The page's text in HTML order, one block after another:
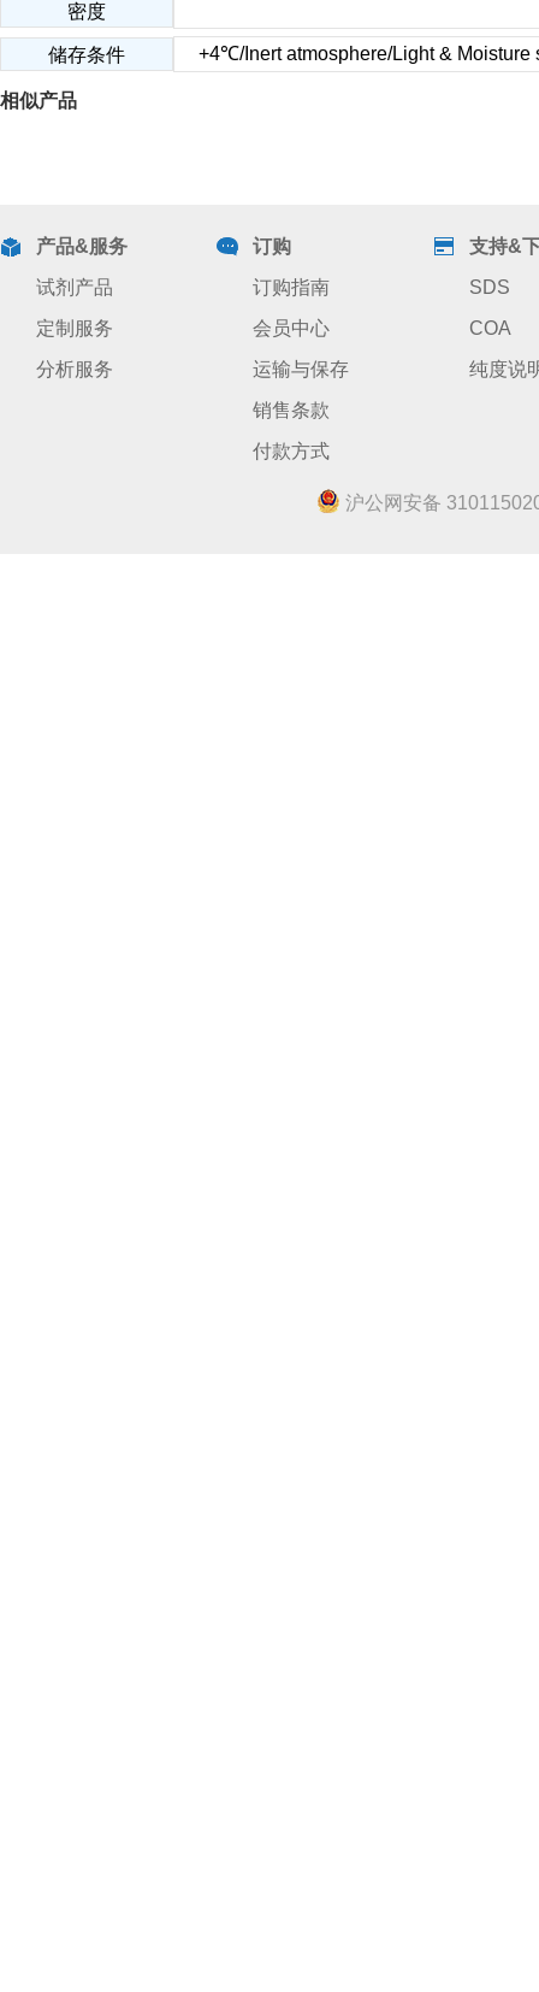
密度
储存条件 +4℃/Inert atmosphere/Light & Moisture
相似产品
产品&服务
试剂产品
定制服务
分析服务
订购
订购指南
会员中心
运输与保存
销售条款
付款方式
支持&
SDS
COA
纯度说
沪公网安备